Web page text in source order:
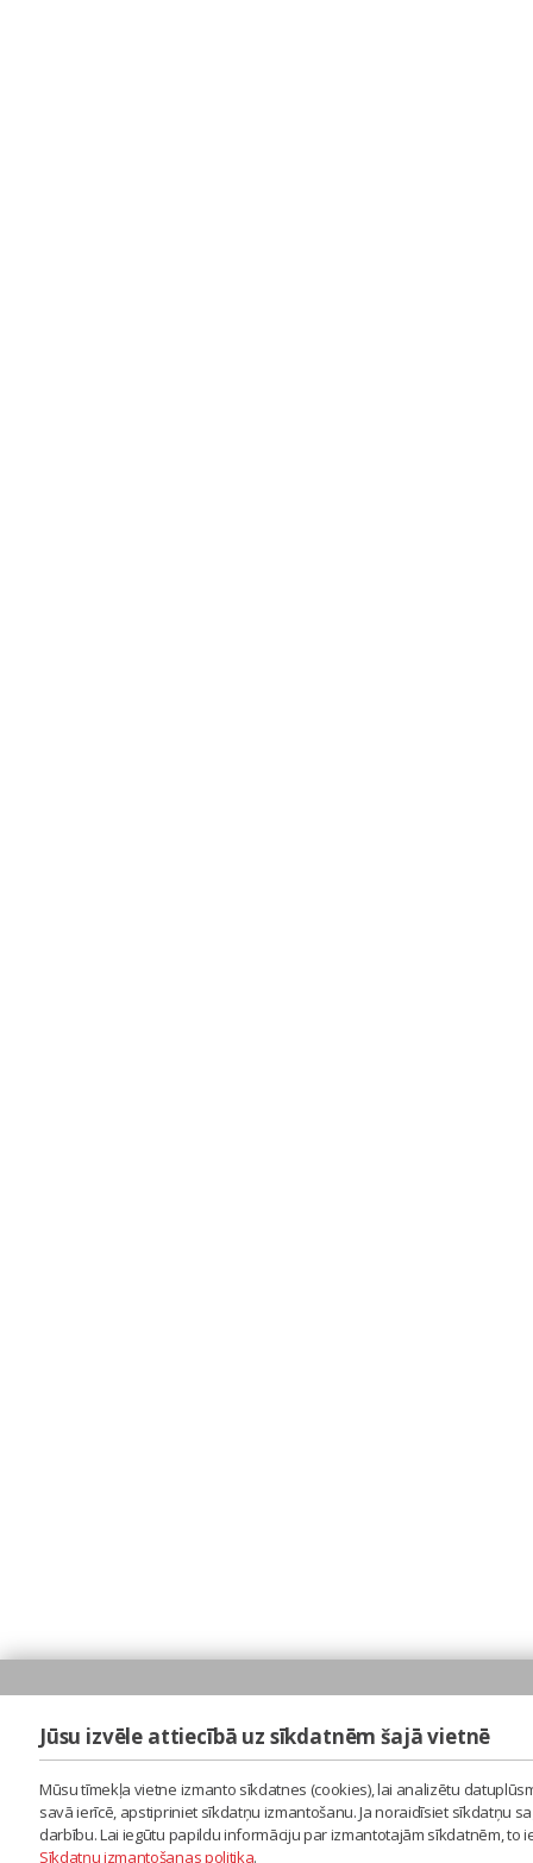
Jūsu izvēle attiecībā uz sīkdatnēm šajā vietnē
Mūsu tīmekļa vietne izmanto sīkdatnes (cookies), lai analizētu
savā ierīcē, apstipriniet sīkdatņu izmantošanu. Ja noraidīsiet sīkdatņu
darbību. Lai iegūtu papildu informāciju par izmantotajām sīkdatnēm,
Sīkdatņu izmantošanas politika.